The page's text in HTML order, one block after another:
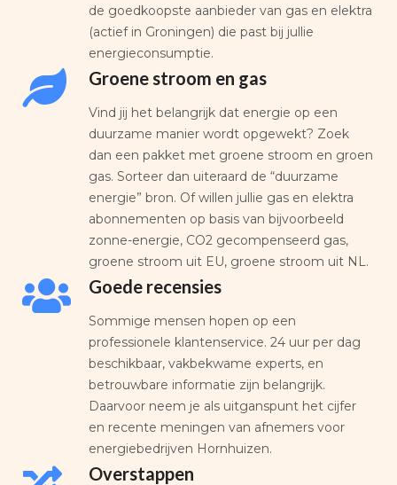
de goedkoopste aanbieder van gas en elektra
(actief in Groningen) die past bij jullie
energieconsumptie.
Groene stroom en gas
Vind jij het belangrijk dat energie op een
duurzame manier wordt opgewekt? Zoek
dan een pakket met groene stroom en groen
gas. Sorteer dan uiteraard de “duurzame
energie” bron. Of willen jullie gas en elektra
abonnementen op basis van bijvoorbeeld
zonne-energie, CO2 gecompenseerd gas,
groene stroom uit EU, groene stroom uit NL.
Goede recensies
Sommige mensen hopen op een
professionele klantenservice. 24 uur per dag
beschikbaar, vakbekwame experts, en
betrouwbare informatie zijn belangrijk.
Daarvoor neem je als uitganspunt het cijfer
en recente meningen van afnemers voor
energiebedrijven Hornhuizen.
Overstappen